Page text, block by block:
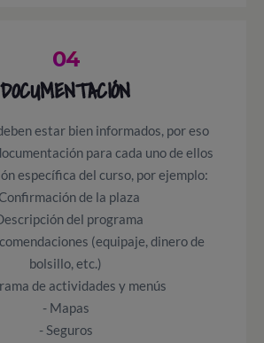
04
DOCUMENTACIÓN
estar bien informados, por eso
para cada uno de ellos
específica del curso, por ejemplo:
de la plaza
del programa
(equipaje, dinero de
bolsillo, etc.)
de actividades y menús
- Mapas
- Seguros